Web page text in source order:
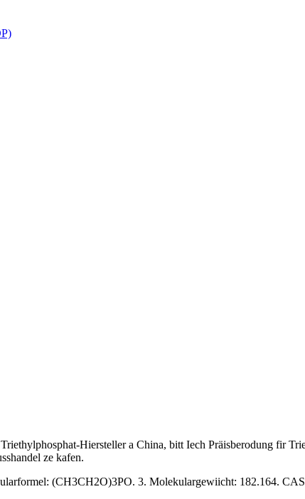
Hiersteller a China, bitt Iech Präisberodung fir
ze kafen.
(CH3CH2O)3PO. 3. Molekulargewiicht: 182.164.